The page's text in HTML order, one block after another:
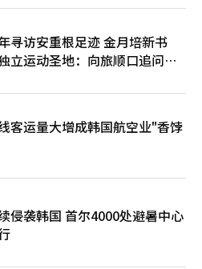
寻访安重根足迹 金月培新书
立运动圣地：向旅顺口追问历
客运量大增成韩国航空业"香饽
侵袭韩国 首尔4000处避暑中心